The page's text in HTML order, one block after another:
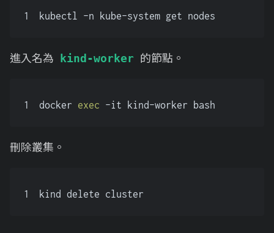
1 kubectl -n kube-system get nodes
進入名為 kind-worker 的節點。
1 docker exec -it kind-worker bash
刪除叢集。
1 kind delete cluster